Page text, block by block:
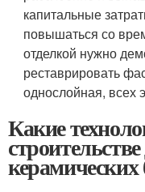
капитальные
повышаться со
отделкой нужно
реставрировать
однослойная, всех
Какие
керамических